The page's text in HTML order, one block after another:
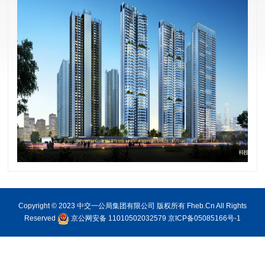
Copyright © 2023 中交一公局集团有限公司 版权所有 Fheb.Cn All Rights
Reserved
京公网安备 11010502032579 京ICP备05085166号-1